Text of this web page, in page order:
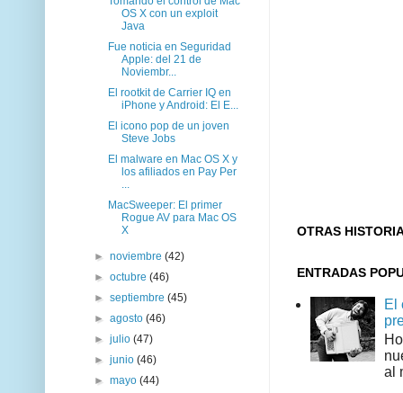
OTRAS
ENTRADAS
El
al
OS X con un exploit
Java
Fue noticia en Seguridad
Apple: del 21 de
Noviembr...
El rootkit de Carrier IQ en
iPhone y Android: El E...
El icono pop de un joven
Steve Jobs
El malware en Mac OS X y
los afiliados en Pay Per
MacSweeper: El primer
Rogue AV para Mac OS
X
►noviembre(42)
►octubre(46)
►septiembre(45)
►agosto(46)
►julio(47)
►junio(46)
►mayo(44)